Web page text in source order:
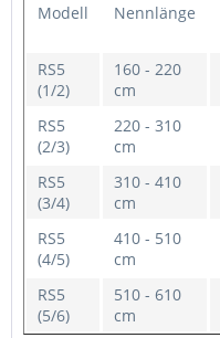
Modell Nennlänge
RS5
(1/2)
160 - 220
cm
RS5
(2/3)
220 - 310
cm
RS5
(3/4)
310 - 410
cm
RS5
(4/5)
410 - 510
cm
RS5
(5/6)
510 - 610
cm